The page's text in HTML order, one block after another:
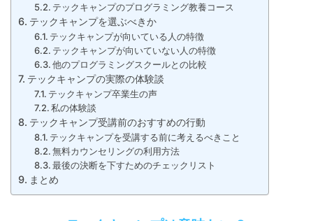
テックキャンプのプログラミング教養コース
テックキャンプを選ぶべきか
テックキャンプが向いている人の特徴
テックキャンプが向いていない人の特徴
他のプログラミングスクールとの比較
テックキャンプの実際の体験談
テックキャンプ卒業生の声
私の体験談
テックキャンプ受講前のおすすめの行動
テックキャンプを受講する前に考えるべきこと
無料カウンセリングの利用方法
最後の決断を下すためのチェックリスト
まとめ